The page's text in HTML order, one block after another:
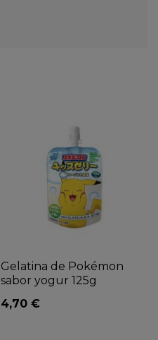
Gelatina de Pokémon
sabor yogur 125g
4,70 €